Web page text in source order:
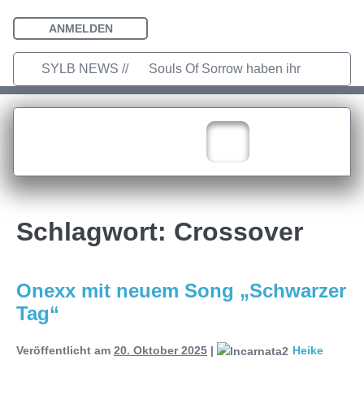
SYLB NEWS // Souls Of Sorrow haben ihr
Debütalbum „King In The Past“
veröffentlicht Chris Maragoth hat
seine EP „Depths Of Despair“
veröffentlicht TerrortwinZ EP-
Releaseshow am 22.11.2025 im
TerrortwinZ EP-Releaseshow am
Duisburg (Vorbericht)
ANMELDEN
Schlagwort: Crossover
Onexx mit neuem Song „Schwarzer
Tag“
Veröffentlicht am 20. Oktober 2025 | Heike